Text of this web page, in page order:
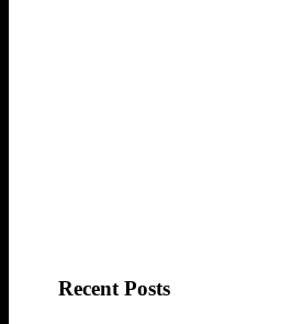
Recent Posts